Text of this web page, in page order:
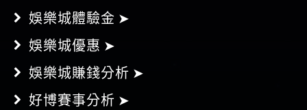
娛樂城體驗金 ➤
娛樂城優惠 ➤
娛樂城賺錢分析 ➤
好博賽事分析 ➤